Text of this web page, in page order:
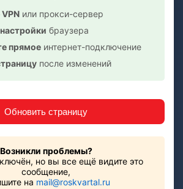
или прокси-сервер
браузера
прямое интернет-подключение
после изменений
Обновить страницу
Возникли проблемы?
но вы все ещё видите это
сообщение,
на mail@roskvartal.ru